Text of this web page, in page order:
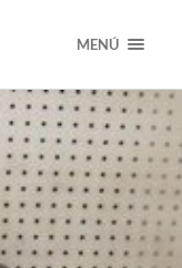
MENÚ